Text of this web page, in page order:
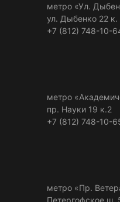
метро «Ул.
ул. Дыбенко 22 к.
+7 (812) 748-10-
метро
пр. Науки 19 к.2
+7 (812) 748-10-
метро «Пр.
Петергофское ш.